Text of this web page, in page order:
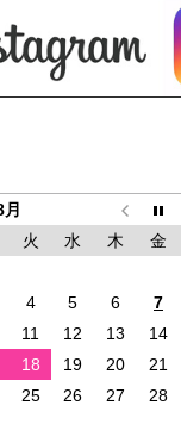
火 水 木 金
4 5 6 7
11 12 13 14
18 19 20 21
25 26 27 28